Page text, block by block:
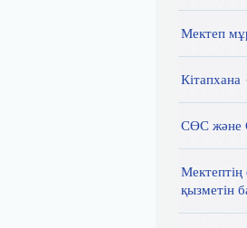
Мектеп
Кітапхана
СӨС және
Мектептің
қызметін